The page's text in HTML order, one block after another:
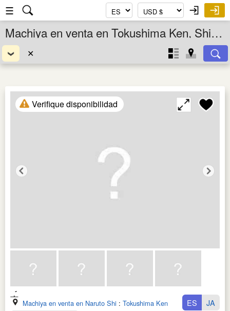
☰
Machiya en venta en Tokushima Ken, Shikoku, Japón
✕
Verifique disponibilidad
Machiya en venta en Naruto Shi : Tokushima Ken ES JA